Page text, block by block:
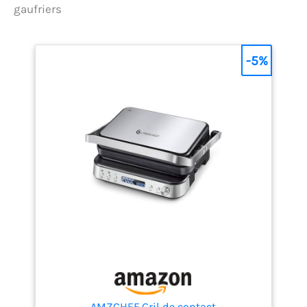
gaufrier ou une grill
en alliage
d'aluminium de haute
qualité non
conducteur de
chaleur, ce qui donne
toujours une
sensation de fraîcheur
surface de cuisson, ce
qui dirige les gouttes
cuisson. ✔[4 Plaques
Antiadhésives] - Les 4
plaques amovible ont
un revêtement
antiadhésif sûr sur
leur surface, qui ne se
dégrade pas et ne
retirer. Les plaques du
gril passent au lave-
gaufriers
-5%